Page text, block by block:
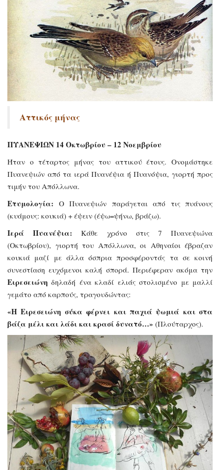
Αττικός μήνας
ΠΥΑΝΕΨΙΩΝ 14 Οκτωβρίου – 12 Νοεμβρίου
Ήταν ο τέταρτος μήνας του αττικού έτους. Ονομάστηκε
Πυανεψιών από τα ιερά Πυανέψια ή Πυανόψια, γιορτή προς
τιμήν του Απόλλωνα.
Ετυμολογία: Ο Πυανεψιών παράγεται από τις πυάνους
(κυάμους: κουκιά) + έψειν (έψω=ψήνω, βράζω).
Ιερά Πυανέψια: Κάθε χρόνο στις 7 Πυανεψιώνα
(Οκτωβρίου), γιορτή του Απόλλωνα, οι Αθηναίοι έβραζαν
κουκιά μαζί με άλλα όσπρια προσφέροντάς τα σε κοινή
συνεστίαση ευχόμενοι καλή σπορά. Περιέφεραν ακόμα την
Ειρεσειώνη δηλαδή ένα κλαδί ελιάς στολισμένο με μαλλί
γεμάτο από καρπούς, τραγουδώντας:
«Η Ειρεσειώνη σύκα φέρνει και παχιά ψωμιά και στα
βάζα μέλι και λάδι και κρασί δυνατό…» (Πλούταρχος).